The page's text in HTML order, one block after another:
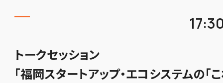
トークセッション
「福岡スタートアップ・エコシステムの「